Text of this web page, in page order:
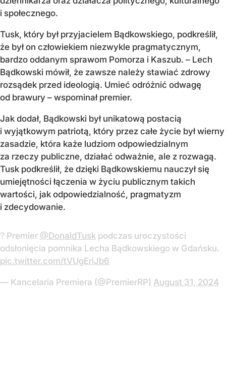
i społecznego.
Tusk, który był przyjacielem Bądkowskiego, podkreślił,
że był on człowiekiem niezwykle pragmatycznym,
bardzo oddanym sprawom Pomorza i Kaszub. – Lech
Bądkowski mówił, że zawsze należy stawiać zdrowy
rozsądek przed ideologią. Umieć odróżnić odwagę
od brawury – wspominał premier.
Jak dodał, Bądkowski był unikatową postacią
i wyjątkowym patriotą, który przez całe życie był wierny
zasadzie, która każe ludziom odpowiedzialnym
za rzeczy publiczne, działać odważnie, ale z rozwagą.
Tusk podkreślił, że dzięki Bądkowskiemu nauczył się
umiejętności łączenia w życiu publicznym takich
wartości, jak odpowiedzialność, pragmatyzm
i zdecydowanie.
? Premier @DonaldTusk podczas uroczystości
odsłonięcia pomnika Lecha Bądkowskiego w Gdańsku.
pic.twitter.com/tVUgEriJb6
— Kancelaria Premiera (@PremierRP) August 31, 2024